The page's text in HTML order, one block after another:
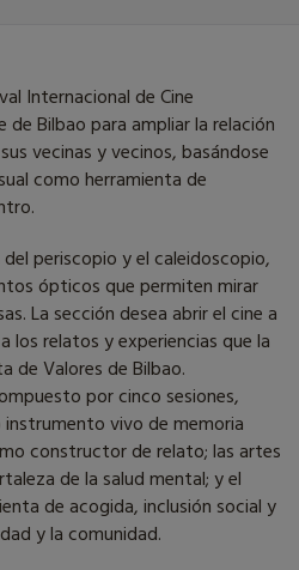
Internacional de Cine
Bilbao para ampliar la relación
vecinas y vecinos, basándose
como herramienta de
periscopio y el caleidoscopio,
ópticos que permiten mirar
La sección desea abrir el cine a
los relatos y experiencias que la
de Valores de Bilbao.
por cinco sesiones,
vivo de memoria
constructor de relato; las artes
de la salud mental; y el
de acogida, inclusión social y
y la comunidad.